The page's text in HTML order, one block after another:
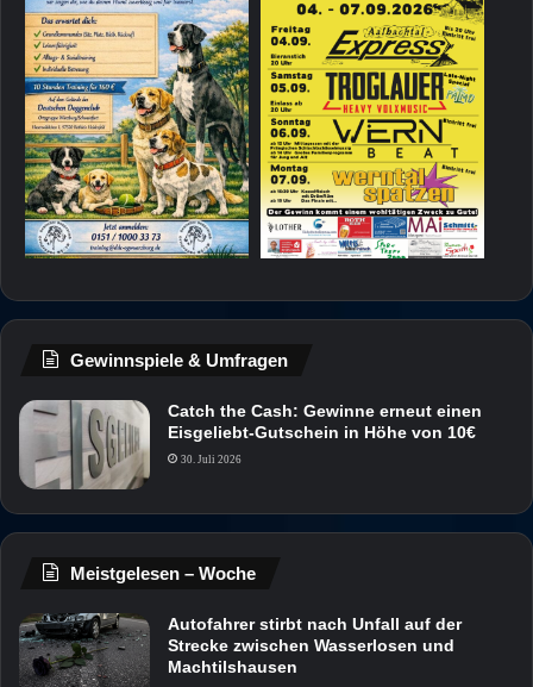
Gewinnspiele & Umfragen
Catch the Cash: Gewinne erneut einen
Eisgeliebt-Gutschein in Höhe von 10€
30. Juli 2026
Meistgelesen – Woche
Autofahrer stirbt nach Unfall auf der
Strecke zwischen Wasserlosen und
Machtilshausen